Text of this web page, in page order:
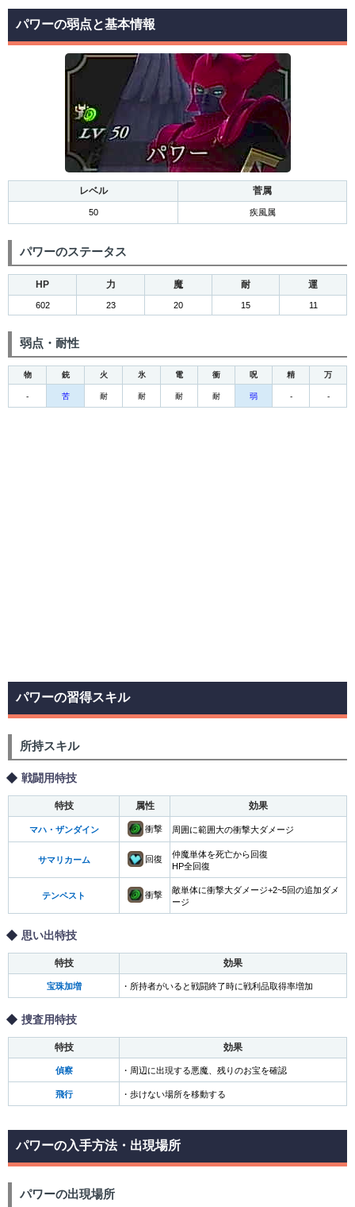
パワーの弱点と基本情報
レベル 菅属
50 疾風属
パワーのステータス
HP 力 魔 耐 運
602 23 20 15 11
弱点・耐性
物 銃 火 氷 電 衝 呪 精 万
- 苦 耐 耐 耐 耐 弱 - -
パワーの習得スキル
所持スキル
戦闘用特技
特技 属性 効果
マハ・ザンダイン 衝撃 周囲に範囲大の衝撃大ダメージ
サマリカーム 回復
仲魔単体を死亡から回復
HP全回復
テンペスト 衝撃
敵単体に衝撃大ダメージ+2~5回の追加ダメ
ージ
思い出特技
特技 効果
宝珠加増 ・所持者がいると戦闘終了時に戦利品取得率増加
捜査用特技
特技 効果
偵察 ・周辺に出現する悪魔、残りのお宝を確認
飛行 ・歩けない場所を移動する
パワーの入手方法・出現場所
パワーの出現場所